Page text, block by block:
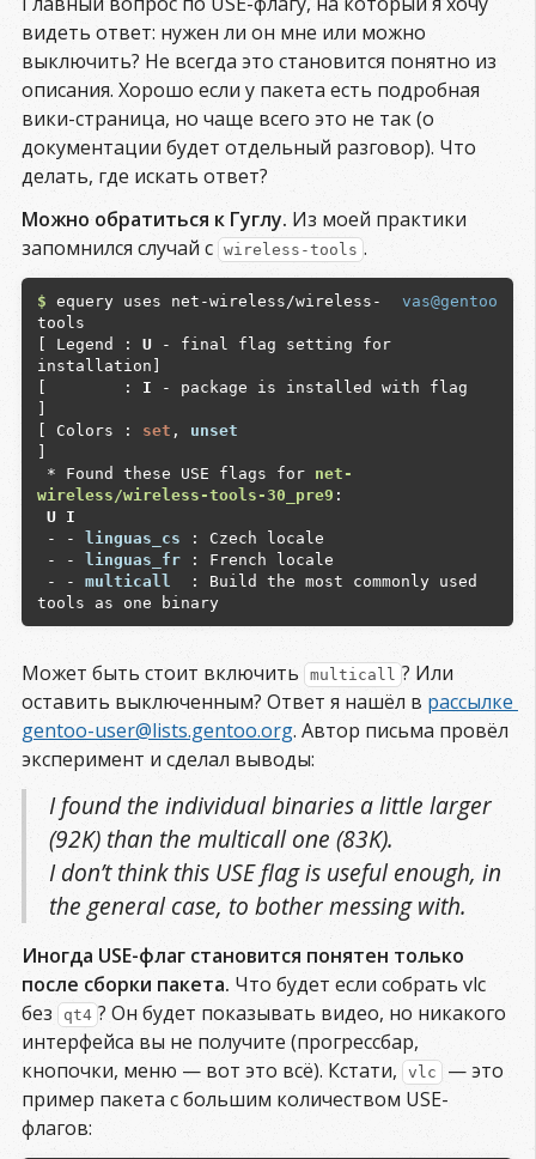
видеть ответ: нужен ли он мне или можно
выключить? Не всегда это становится понятно из
описания. Хорошо если у пакета есть подробная
вики-страница, но чаще всего это не так (о
документации будет отдельный разговор). Что
делать, где искать ответ?
Можно обратиться к Гуглу. Из моей практики
запомнился случай с wireless-tools .
vas@gentoo
$ equery uses net-wireless/wireless-
tools
[ Legend : U - final flag setting for
installation]
[        : I - package is installed with flag
]
[ Colors : set , unset
]
* Found these USE flags for net-
wireless/wireless-tools-30_pre9
U I
- - linguas_cs : Czech locale
- - linguas_fr : French locale
- - multicall
: Build the most commonly used
Может быть стоит включить multicall ? Или
оставить выключенным? Ответ я нашёл в рассылке
gentoo-user@lists.gentoo.org. Автор письма провёл
эксперимент и сделал выводы:
I found the individual binaries a little larger
(92K) than the multicall one (83K).
I don’t think this USE flag is useful enough, in
the general case, to bother messing with.
Иногда USE-флаг становится понятен только
после сборки пакета. Что будет если собрать vlc
без
qt4 ? Он будет показывать видео, но никакого
интерфейса вы не получите (прогрессбар,
кнопочки, меню — вот это всё). Кстати,
vlc — это
пример пакета с большим количеством USE-
флагов: